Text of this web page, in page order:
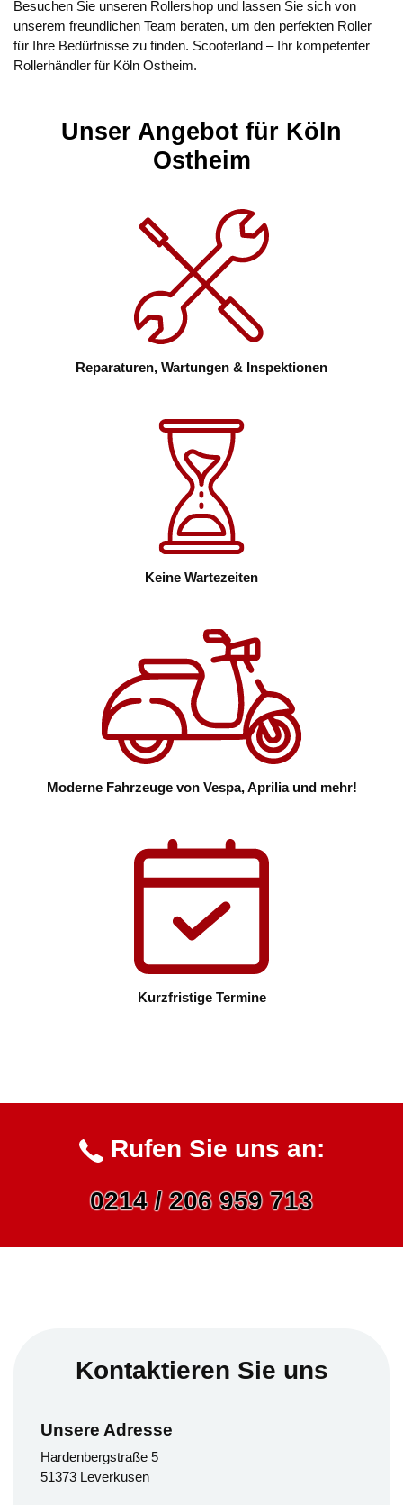
Besuchen Sie unseren Rollershop und lassen Sie sich von
unserem freundlichen Team beraten, um den perfekten Roller
für Ihre Bedürfnisse zu finden. Scooterland – Ihr kompetenter
Rollerhändler für Köln Ostheim.
Unser Angebot für Köln
Ostheim
Reparaturen, Wartungen & Inspektionen
Keine Wartezeiten
Moderne Fahrzeuge von Vespa, Aprilia und mehr!
Kurzfristige Termine
Rufen Sie uns an:
0214 / 206 959 713
Kontaktieren Sie uns
Unsere Adresse
Hardenbergstraße 5
51373 Leverkusen